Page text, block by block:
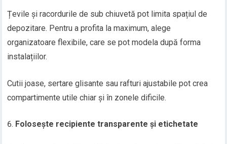
Țevile și racordurile de sub chiuvetă pot limita spațiul de
depozitare. Pentru a profita la maximum, alege
organizatoare flexibile, care se pot modela după forma
instalațiilor.
Cutii joase, sertare glisante sau rafturi ajustabile pot crea
compartimente utile chiar și în zonele dificile.
Folosește recipiente transparente și etichetate